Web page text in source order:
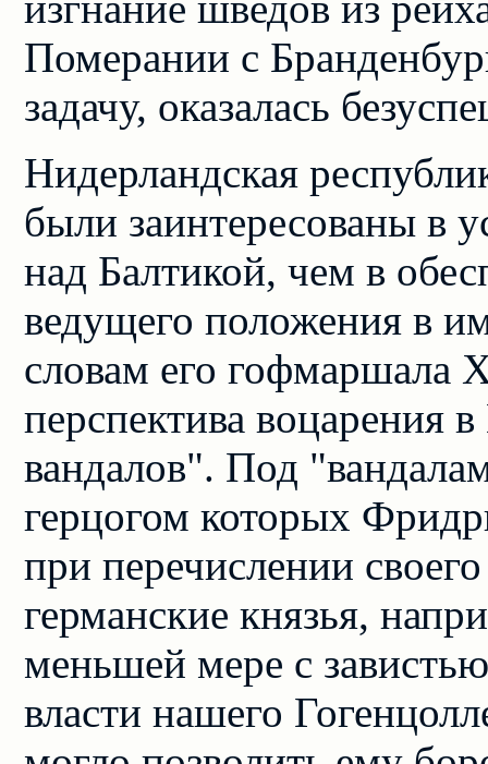
Померании с
задачу, оказалась
Нидерландская
были заинтересованы в
над Балтикой, чем в
ведущего положения в
словам его гофмаршала
перспектива воцарения
вандалов". Под
герцогом которых
при перечислении
германские князья,
меньшей мере с
власти нашего